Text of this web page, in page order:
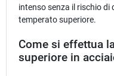
intenso senza il rischio
temperato superiore.
Come si effettua
superiore in